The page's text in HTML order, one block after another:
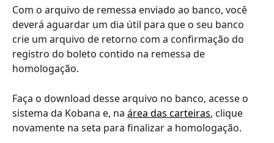
Com o arquivo de remessa enviado ao banco, você
deverá aguardar um dia útil para que o seu banco
crie um arquivo de retorno com a confirmação do
registro do boleto contido na remessa de
homologação.
Faça o download desse arquivo no banco, acesse o
sistema da Kobana e, na área das carteiras, clique
novamente na seta para finalizar a homologação.